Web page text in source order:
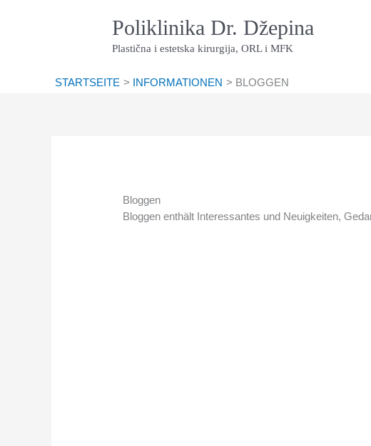
Poliklinika Dr. Džepina
Plastična i estetska kirurgija, ORL i MFK
STARTSEITE INFORMATIONEN BLOGGEN
Bloggen
Bloggen enthält Interessantes und Neuigkeiten,